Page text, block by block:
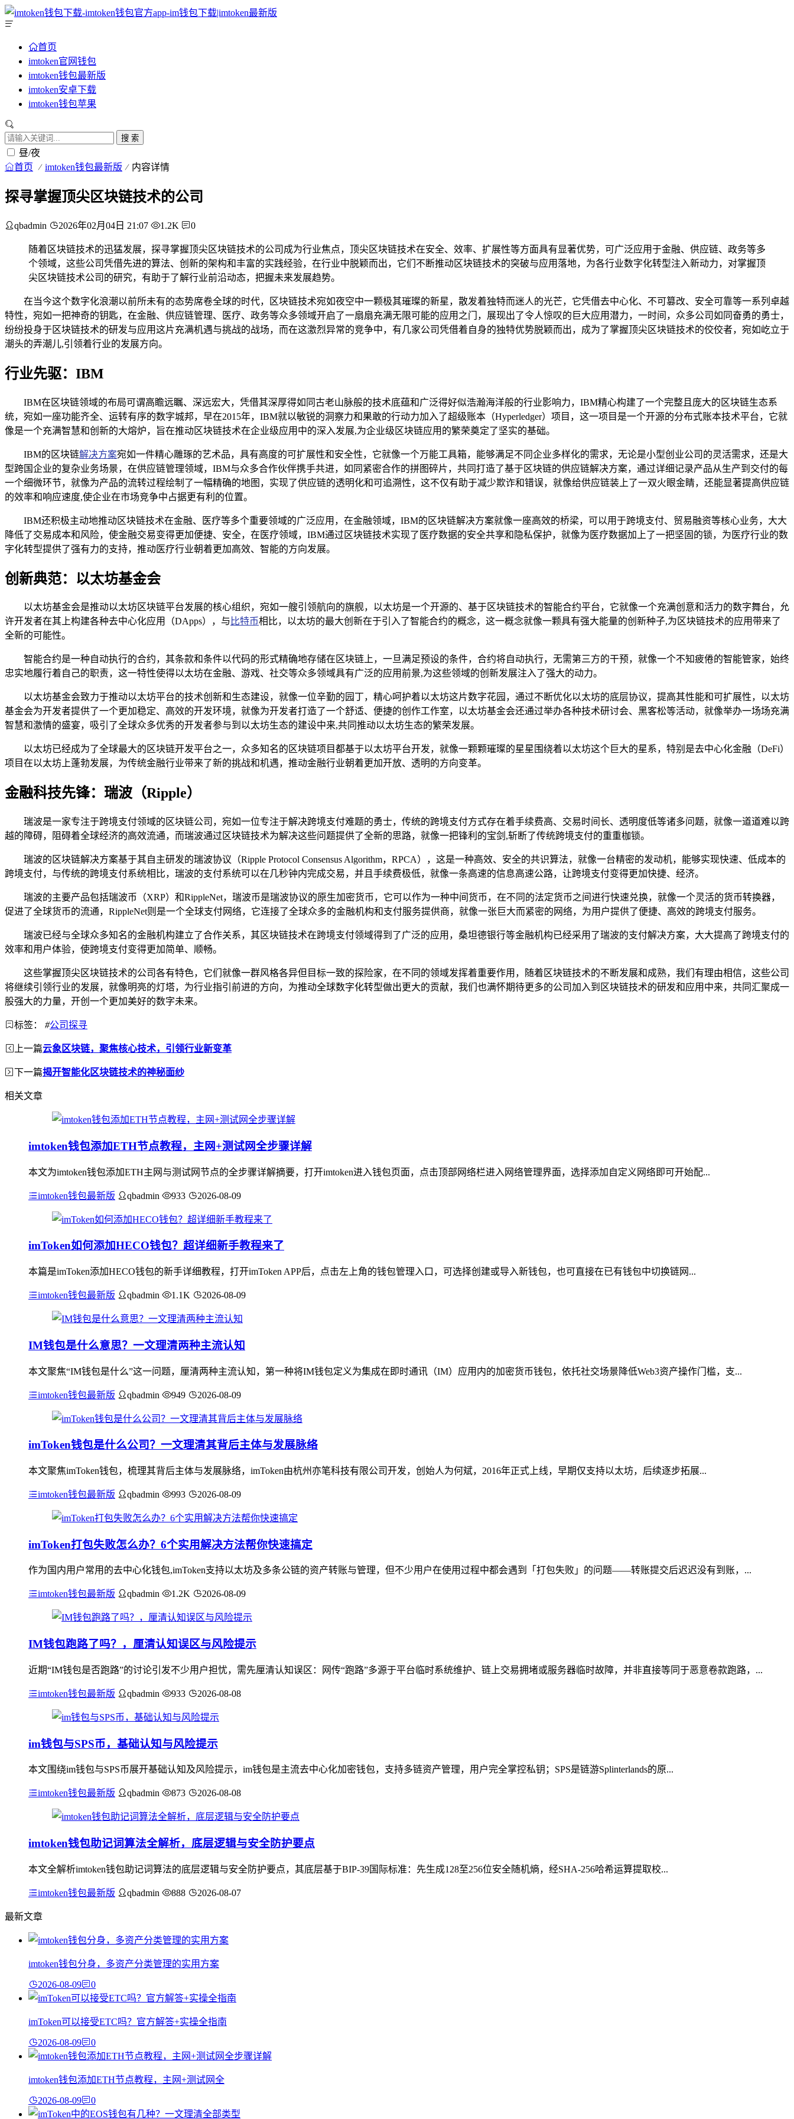
首页
imtoken官网钱包
imtoken钱包最新版
imtoken安卓下载
imtoken钱包苹果
搜 索
昼/夜
首页 imtoken钱包最新版 内容详情
探寻掌握顶尖区块链技术的公司
qbadmin 2026年02月04日 21:07 1.2K 0
随着区块链技术的迅猛发展，探寻掌握顶尖区块链技术的公司成为行业焦点，顶尖区块链技术在安全、效率、扩展性等方面具有显著优势，可广泛应用于金融、供应链、政务等多
个领域，这些公司凭借先进的算法、创新的架构和丰富的实践经验，在行业中脱颖而出，它们不断推动区块链技术的突破与应用落地，为各行业数字化转型注入新动力，对掌握顶
尖区块链技术公司的研究，有助于了解行业前沿动态，把握未来发展趋势。
在当今这个数字化浪潮以前所未有的态势席卷全球的时代，区块链技术宛如夜空中一颗极其璀璨的新星，散发着独特而迷人的光芒，它凭借去中心化、不可篡改、安全可靠等一系列卓越
特性，宛如一把神奇的钥匙，在金融、供应链管理、医疗、政务等众多领域开启了一扇扇充满无限可能的应用之门，展现出了令人惊叹的巨大应用潜力，一时间，众多公司如同奋勇的勇士，
纷纷投身于区块链技术的研发与应用这片充满机遇与挑战的战场，而在这激烈异常的竞争中，有几家公司凭借着自身的独特优势脱颖而出，成为了掌握顶尖区块链技术的佼佼者，宛如屹立于
潮头的弄潮儿,引领着行业的发展方向。
行业先驱：IBM
IBM在区块链领域的布局可谓高瞻远瞩、深远宏大，凭借其深厚得如同古老山脉般的技术底蕴和广泛得好似浩瀚海洋般的行业影响力，IBM精心构建了一个完整且庞大的区块链生态系
统，宛如一座功能齐全、运转有序的数字城邦，早在2015年，IBM就以敏锐的洞察力和果敢的行动力加入了超级账本（Hyperledger）项目，这一项目是一个开源的分布式账本技术平台，它就
像是一个充满智慧和创新的大熔炉，旨在推动区块链技术在企业级应用中的深入发展,为企业级区块链应用的繁荣奠定了坚实的基础。
IBM的区块链解决方案宛如一件精心雕琢的艺术品，具有高度的可扩展性和安全性，它就像一个万能工具箱，能够满足不同企业多样化的需求，无论是小型创业公司的灵活需求，还是大
型跨国企业的复杂业务场景，在供应链管理领域，IBM与众多合作伙伴携手共进，如同紧密合作的拼图碎片，共同打造了基于区块链的供应链解决方案，通过详细记录产品从生产到交付的每
一个细微环节，就像为产品的流转过程绘制了一幅精确的地图，实现了供应链的透明化和可追溯性，这不仅有助于减少欺诈和错误，就像给供应链装上了一双火眼金睛，还能显著提高供应链
的效率和响应速度,使企业在市场竞争中占据更有利的位置。
IBM还积极主动地推动区块链技术在金融、医疗等多个重要领域的广泛应用，在金融领域，IBM的区块链解决方案就像一座高效的桥梁，可以用于跨境支付、贸易融资等核心业务，大大
降低了交易成本和风险，使金融交易变得更加便捷、安全，在医疗领域，IBM通过区块链技术实现了医疗数据的安全共享和隐私保护，就像为医疗数据加上了一把坚固的锁，为医疗行业的数
字化转型提供了强有力的支持，推动医疗行业朝着更加高效、智能的方向发展。
创新典范：以太坊基金会
以太坊基金会是推动以太坊区块链平台发展的核心组织，宛如一艘引领航向的旗舰，以太坊是一个开源的、基于区块链技术的智能合约平台，它就像一个充满创意和活力的数字舞台，允
许开发者在其上构建各种去中心化应用（DApps），与 比特币相比，以太坊的最大创新在于引入了智能合约的概念，这一概念就像一颗具有强大能量的创新种子,为区块链技术的应用带来了
全新的可能性。
智能合约是一种自动执行的合约，其条款和条件以代码的形式精确地存储在区块链上，一旦满足预设的条件，合约将自动执行，无需第三方的干预，就像一个不知疲倦的智能管家，始终
忠实地履行着自己的职责，这一特性使得以太坊在金融、游戏、社交等众多领域具有广泛的应用前景,为这些领域的创新发展注入了强大的动力。
以太坊基金会致力于推动以太坊平台的技术创新和生态建设，就像一位辛勤的园丁，精心呵护着以太坊这片数字花园，通过不断优化以太坊的底层协议，提高其性能和可扩展性，以太坊
基金会为开发者提供了一个更加稳定、高效的开发环境，就像为开发者打造了一个舒适、便捷的创作工作室，以太坊基金会还通过举办各种技术研讨会、黑客松等活动，就像举办一场场充满
智慧和激情的盛宴，吸引了全球众多优秀的开发者参与到以太坊生态的建设中来,共同推动以太坊生态的繁荣发展。
以太坊已经成为了全球最大的区块链开发平台之一，众多知名的区块链项目都基于以太坊平台开发，就像一颗颗璀璨的星星围绕着以太坊这个巨大的星系，特别是去中心化金融（DeFi）
项目在以太坊上蓬勃发展，为传统金融行业带来了新的挑战和机遇，推动金融行业朝着更加开放、透明的方向变革。
金融科技先锋：瑞波（Ripple）
瑞波是一家专注于跨境支付领域的区块链公司，宛如一位专注于解决跨境支付难题的勇士，传统的跨境支付方式存在着手续费高、交易时间长、透明度低等诸多问题，就像一道道难以跨
越的障碍，阻碍着全球经济的高效流通，而瑞波通过区块链技术为解决这些问题提供了全新的思路，就像一把锋利的宝剑,斩断了传统跨境支付的重重枷锁。
瑞波的区块链解决方案基于其自主研发的瑞波协议（Ripple Protocol Consensus Algorithm，RPCA），这是一种高效、安全的共识算法，就像一台精密的发动机，能够实现快速、低成本的
跨境支付，与传统的跨境支付系统相比，瑞波的支付系统可以在几秒钟内完成交易，并且手续费极低，就像一条高速的信息高速公路，让跨境支付变得更加快捷、经济。
瑞波的主要产品包括瑞波币（XRP）和RippleNet，瑞波币是瑞波协议的原生加密货币，它可以作为一种中间货币，在不同的法定货币之间进行快速兑换，就像一个灵活的货币转换器，
促进了全球货币的流通，RippleNet则是一个全球支付网络，它连接了全球众多的金融机构和支付服务提供商，就像一张巨大而紧密的网络，为用户提供了便捷、高效的跨境支付服务。
瑞波已经与全球众多知名的金融机构建立了合作关系，其区块链技术在跨境支付领域得到了广泛的应用，桑坦德银行等金融机构已经采用了瑞波的支付解决方案，大大提高了跨境支付的
效率和用户体验，使跨境支付变得更加简单、顺畅。
这些掌握顶尖区块链技术的公司各有特色，它们就像一群风格各异但目标一致的探险家，在不同的领域发挥着重要作用，随着区块链技术的不断发展和成熟，我们有理由相信，这些公司
将继续引领行业的发展，就像明亮的灯塔，为行业指引前进的方向，为推动全球数字化转型做出更大的贡献，我们也满怀期待更多的公司加入到区块链技术的研发和应用中来，共同汇聚成一
股强大的力量，开创一个更加美好的数字未来。
标签： #公司探寻
上一篇云象区块链，聚焦核心技术，引领行业新变革
下一篇揭开智能化区块链技术的神秘面纱
相关文章
imtoken钱包添加ETH节点教程，主网+测试网全步骤详解
本文为imtoken钱包添加ETH主网与测试网节点的全步骤详解摘要，打开imtoken进入钱包页面，点击顶部网络栏进入网络管理界面，选择添加自定义网络即可开始配...
imtoken钱包最新版 qbadmin 933 2026-08-09
imToken如何添加HECO钱包？超详细新手教程来了
本篇是imToken添加HECO钱包的新手详细教程，打开imToken APP后，点击左上角的钱包管理入口，可选择创建或导入新钱包，也可直接在已有钱包中切换链网...
imtoken钱包最新版 qbadmin 1.1K 2026-08-09
IM钱包是什么意思？一文理清两种主流认知
本文聚焦“IM钱包是什么”这一问题，厘清两种主流认知，第一种将IM钱包定义为集成在即时通讯（IM）应用内的加密货币钱包，依托社交场景降低Web3资产操作门槛，支...
imtoken钱包最新版 qbadmin 949 2026-08-09
imToken钱包是什么公司？一文理清其背后主体与发展脉络
本文聚焦imToken钱包，梳理其背后主体与发展脉络，imToken由杭州亦笔科技有限公司开发，创始人为何斌，2016年正式上线，早期仅支持以太坊，后续逐步拓展...
imtoken钱包最新版 qbadmin 993 2026-08-09
imToken打包失败怎么办？6个实用解决方法帮你快速搞定
作为国内用户常用的去中心化钱包,imToken支持以太坊及多条公链的资产转账与管理，但不少用户在使用过程中都会遇到「打包失败」的问题——转账提交后迟迟没有到账，...
imtoken钱包最新版 qbadmin 1.2K 2026-08-09
IM钱包跑路了吗？，厘清认知误区与风险提示
近期“IM钱包是否跑路”的讨论引发不少用户担忧，需先厘清认知误区：网传“跑路”多源于平台临时系统维护、链上交易拥堵或服务器临时故障，并非直接等同于恶意卷款跑路，...
imtoken钱包最新版 qbadmin 933 2026-08-08
im钱包与SPS币，基础认知与风险提示
本文围绕im钱包与SPS币展开基础认知及风险提示，im钱包是主流去中心化加密钱包，支持多链资产管理，用户完全掌控私钥；SPS是链游Splinterlands的原...
imtoken钱包最新版 qbadmin 873 2026-08-08
imtoken钱包助记词算法全解析，底层逻辑与安全防护要点
本文全解析imtoken钱包助记词算法的底层逻辑与安全防护要点，其底层基于BIP-39国际标准：先生成128至256位安全随机熵，经SHA-256哈希运算提取校...
imtoken钱包最新版 qbadmin 888 2026-08-07
最新文章
imtoken钱包分身，多资产分类管理的实用方案
2026-08-09 0
imToken可以接受ETC吗？官方解答+实操全指南
2026-08-09 0
imtoken钱包添加ETH节点教程，主网+测试网全
2026-08-09 0